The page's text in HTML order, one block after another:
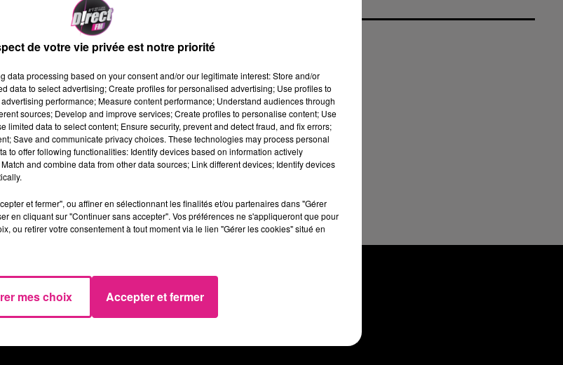
couguars�pour la fin de la saison 2016/2017.
les couleurs du�Ratiopharm ULM. Ses
d�cisives par match, et 7.8 points et 2.5
Basket dans les deux prochains jours et
dans la foul�e.
de votre vie privée est notre priorité
data processing based on your consent and/or our legitimate interest: Store and/or
data to select advertising; Create profiles for personalised advertising; Use profiles to
performance; Measure content performance; Understand audiences through
sources; Develop and improve services; Create profiles to personalise content; Use
limited data to select content; Ensure security, prevent and detect fraud, and fix errors;
Save and communicate privacy choices. These technologies may process personal
to offer following functionalities: Identify devices based on information actively
and combine data from other data sources; Link different devices; Identify devices
et fermer", ou affiner en sélectionnant les finalités et/ou partenaires dans "Gérer
en cliquant sur "Continuer sans accepter". Vos préférences ne s'appliqueront que pour
ou retirer votre consentement à tout moment via le lien "Gérer les cookies" situé en
mes choix Accepter et fermer